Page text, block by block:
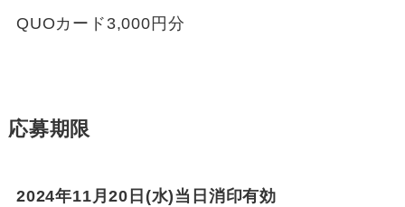
QUOカード3,000円分
応募期限
2024年11月20日(水)当日消印有効